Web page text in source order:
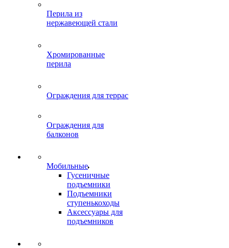
Перила из
нержавеющей стали
Хромированные
перила
Ограждения для террас
Ограждения для
балконов
Мобильные
Гусеничные
подъемники
Подъемники
ступенькоходы
Аксессуары для
подъемников